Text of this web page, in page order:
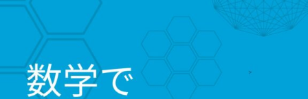
資料ダウンロード
お問い合わせ